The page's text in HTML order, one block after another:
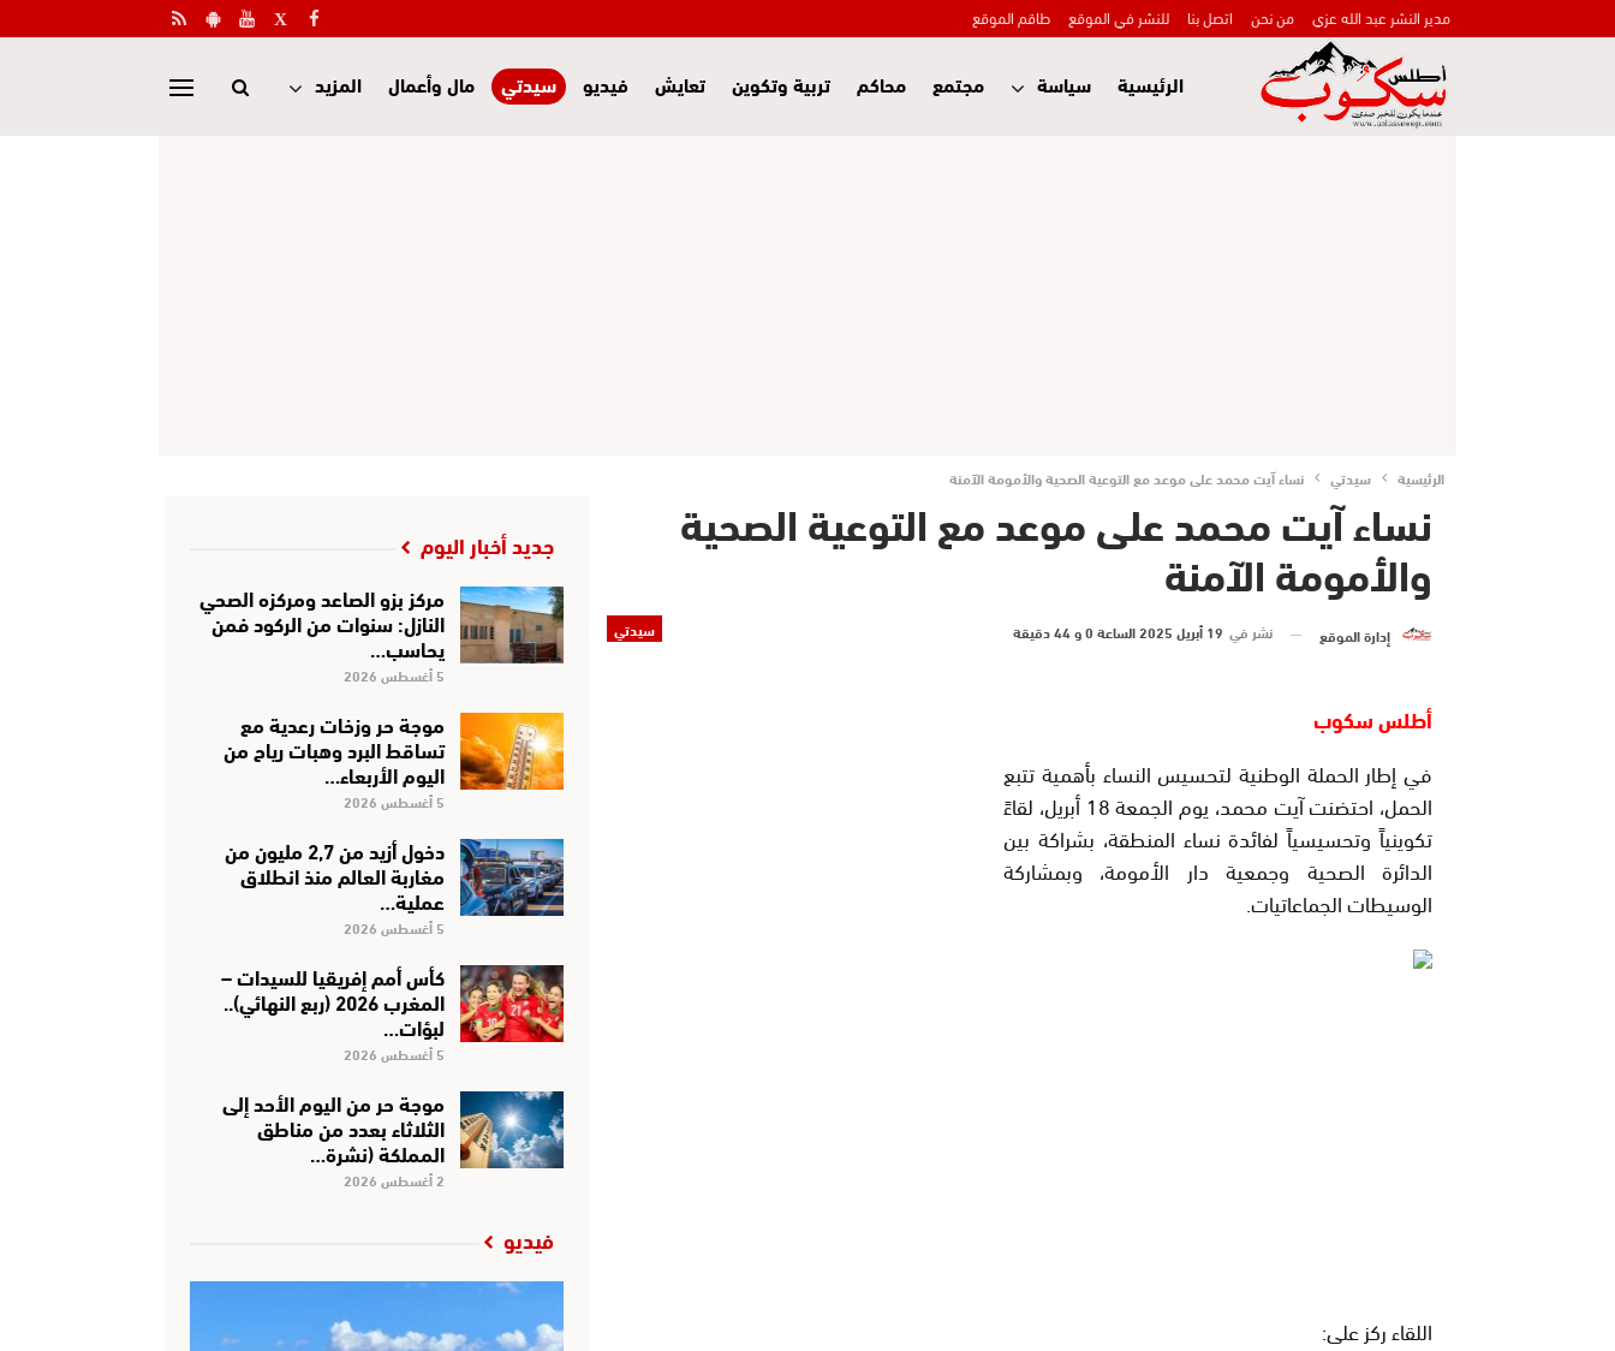
مدير النشر عبد الله عزي من نحن اتصل بنا للنشر في الموقع طاقم الموقع
الرئيسية سياسة مجتمع محاكم تربية وتكوين تعايش فيديو سيدتي مال وأعمال المزيد
الرئيسية سيدتي نساء آيت محمد على موعد مع التوعية الصحية والأمومة الآمنة
نساء آيت محمد على موعد مع التوعية الصحية
والأمومة الآمنة
سيدتي إدارة الموقع نشر في 19 أبريل 2025 الساعة 0 و 44 دقيقة
أطلس سكوب
في إطار الحملة الوطنية لتحسيس النساء بأهمية تتبع
الحمل، احتضنت آيت محمد، يوم الجمعة 18 أبريل، لقاءً
تكوينياً وتحسيسياً لفائدة نساء المنطقة، بشراكة بين
الدائرة الصحية وجمعية دار الأمومة، وبمشاركة
الوسيطات الجماعاتيات.
اللقاء ركز على:
جديد أخبار اليوم
مركز بزو الصاعد ومركزه الصحي
النازل: سنوات من الركود فمن
يحاسب…
5 أغسطس 2026
موجة حر وزخات رعدية مع
تساقط البرد وهبات رياح من
اليوم الأربعاء…
5 أغسطس 2026
دخول أزيد من 2,7 مليون من
مغاربة العالم منذ انطلاق
عملية…
5 أغسطس 2026
كأس أمم إفريقيا للسيدات –
المغرب 2026 (ربع النهائي)..
لبؤات…
5 أغسطس 2026
موجة حر من اليوم الأحد إلى
الثلاثاء بعدد من مناطق
المملكة (نشرة…
2 أغسطس 2026
فيديو